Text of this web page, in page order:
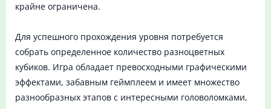
крайне ограничена.
Для успешного прохождения уровня потребуется
собрать определенное количество разноцветных
кубиков. Игра обладает превосходными графическими
эффектами, забавным геймплеем и имеет множество
разнообразных этапов с интересными головоломками,